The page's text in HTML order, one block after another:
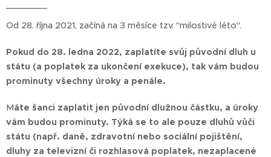
Od 28. října 2021, začíná na 3 měsíce tzv. "milostivé léto".
Pokud do 28. ledna 2022, zaplatíte svůj původní dluh u
státu (a poplatek za ukončení exekuce), tak vám budou
prominuty všechny úroky a penále.
Máte šanci zaplatit jen původní dlužnou částku, a úroky
vám budou prominuty. Týká se to ale pouze dluhů vůči
státu (např. daně, zdravotní nebo sociální pojištění,
dluhy za televizní či rozhlasová poplatek, nezaplacené